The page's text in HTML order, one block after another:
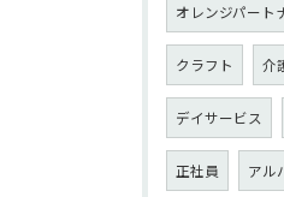
オレンジパート
クラフト 介
デイサービス
正社員 アル